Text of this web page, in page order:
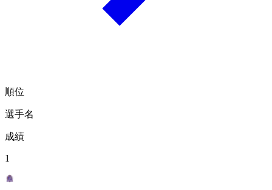
順位
選手名
成績
1